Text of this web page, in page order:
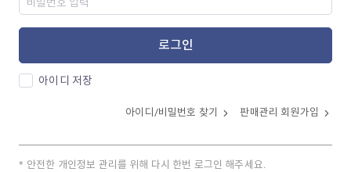
로그인
아이디 저장
아이디/비밀번호 찾기 판매관리 회원가입
안전한 개인정보 관리를 위해 다시 한번 로그인 해주세요.